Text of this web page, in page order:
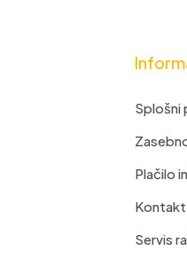
Splošni
Plačilo
Kontakt
Servis